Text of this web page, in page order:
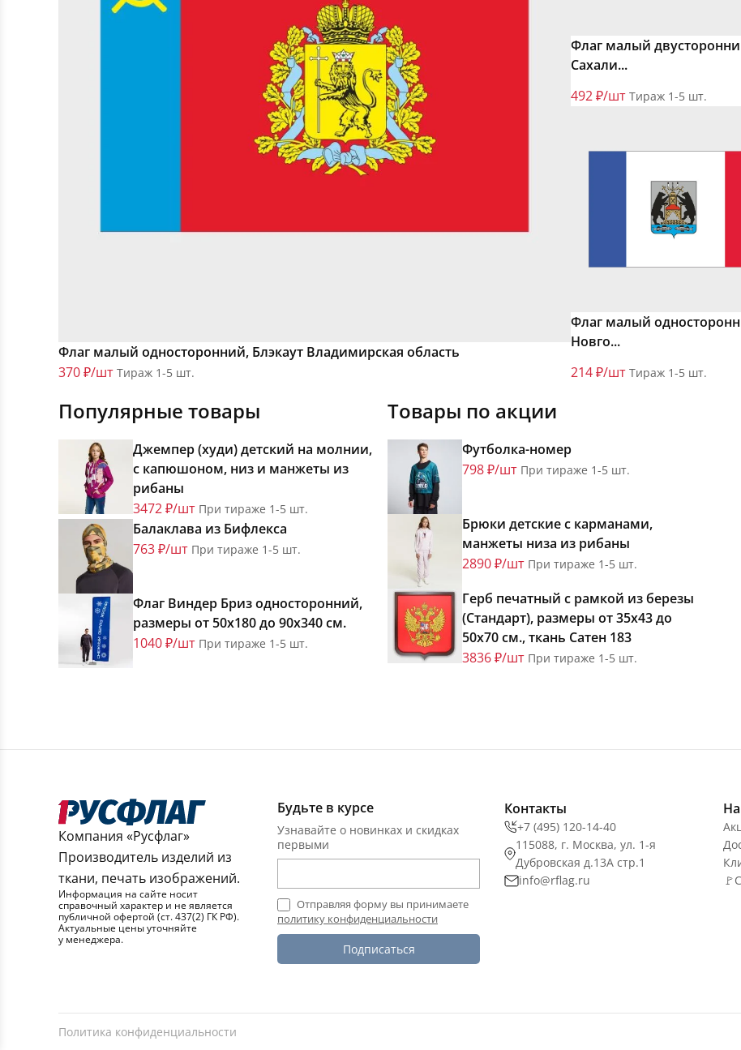
Флаг малый односторонний, Блэкаут Владимирская область
370 ₽/шт Тираж 1-5 шт.
Флаг малый
Сахали...
492 ₽/шт Тираж 1-5 шт.
Флаг малый
Новго...
214 ₽/шт Тираж 1-5 шт.
Популярные товары
Джемпер (худи) детский на молнии,
с капюшоном, низ и манжеты из
рибаны
3472 ₽/шт При тираже 1-5 шт.
Балаклава из Бифлекса
763 ₽/шт При тираже 1-5 шт.
Флаг Виндер Бриз односторонний,
размеры от 50х180 до 90х340 см.
1040 ₽/шт При тираже 1-5 шт.
Товары по акции
Футболка-номер
798 ₽/шт При тираже 1-5 шт.
Брюки детские с карманами,
манжеты низа из рибаны
2890 ₽/шт При тираже 1-5 шт.
Герб печатный с рамкой из березы
(Стандарт), размеры от 35х43 до
50х70 см., ткань Сатен 183
3836 ₽/шт При тираже 1-5 шт.
Компания «Русфлаг»
Производитель изделий из
ткани, печать изображений.
Информация на сайте носит
справочный характер и не является
публичной офертой (ст. 437(2) ГК РФ).
Актуальные цены уточняйте
у менеджера.
Будьте в курсе
Узнавайте о новинках и скидках
первыми
Отправляя форму вы принимаете
политику конфиденциальности
Подписаться
Контакты
+7 (495) 120-14-40
115088, г. Москва, ул. 1-я
Дубровская д.13А стр.1
info@rflag.ru
Политика конфиденциальности